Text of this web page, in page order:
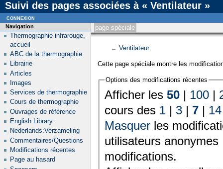
Suivi des pages associées à « Ventilateur »
page spéciale
← Ventilateur
Cette page spéciale montre les
Options des modifications récentes
Afficher les 50| 100|
cours des 1| 3| 7| 14
Masquerles
utilisateurs
modifications.
Navigation
Thermographie infrarouge,
accueil
ABC de la thermographie
Librairie
Articles
Images
Services de thermographie
Cours de thermographie
Ouvrages de référence
English:Library
Nederlands:Verzameling
Commentaires/Questions
Modifications récentes
Page au hasard
connexion